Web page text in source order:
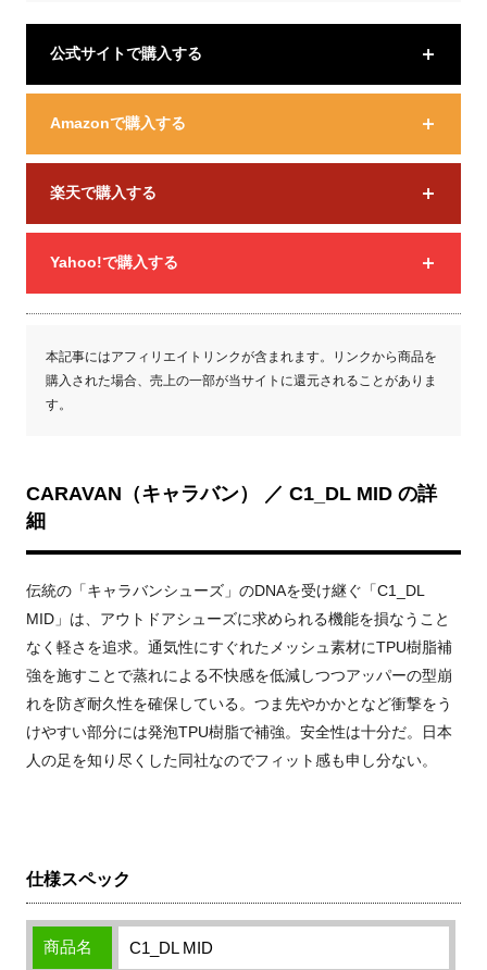
公式サイトで購入する
Amazonで購入する
楽天で購入する
Yahoo!で購入する
本記事にはアフィリエイトリンクが含まれます。リンクから商品を
購入された場合、売上の一部が当サイトに還元されることがありま
す。
CARAVAN（キャラバン） ／ C1_DL MID の詳
細
伝統の「キャラバンシューズ」のDNAを受け継ぐ「C1_DL
MID」は、アウトドアシューズに求められる機能を損なうこと
なく軽さを追求。通気性にすぐれたメッシュ素材にTPU樹脂補
強を施すことで蒸れによる不快感を低減しつつアッパーの型崩
れを防ぎ耐久性を確保している。つま先やかかとなど衝撃をう
けやすい部分には発泡TPU樹脂で補強。安全性は十分だ。日本
人の足を知り尽くした同社なのでフィット感も申し分ない。
仕様スペック
商品名 C1_DL MID